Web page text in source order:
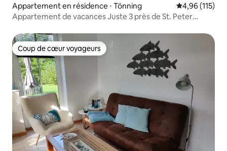
Appartement en résidence ⋅ Tönning Évaluation
4,96 (115)
Appartement de vacances Juste 3 près de St. Peter
Coup de cœur voyageurs
Coup de cœur voyageurs